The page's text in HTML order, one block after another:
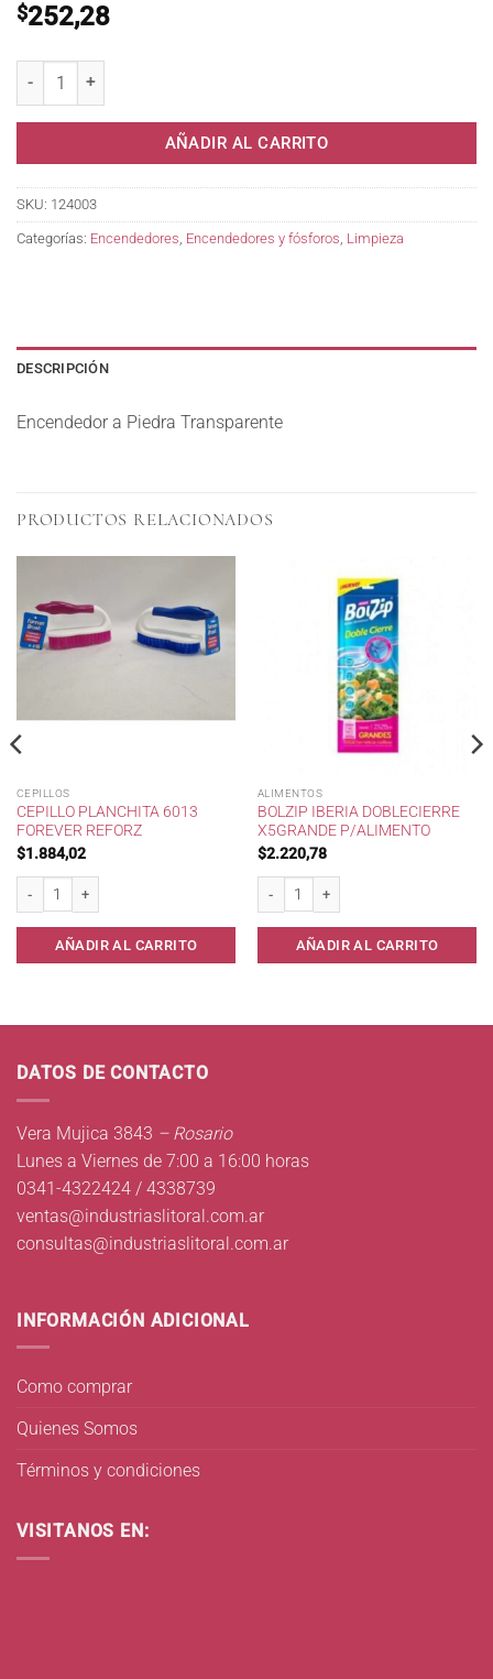
$252,28
AÑADIR AL CARRITO
SKU: 124003
Categorías: Encendedores, Encendedores y fósforos, Limpieza
DESCRIPCIÓN
Encendedor a Piedra Transparente
PRODUCTOS RELACIONADOS
CEPILLOS
CEPILLO PLANCHITA 6013
FOREVER REFORZ
$1.884,02
Cepillo Planchita 6013 Forever Reforz cantidad
AÑADIR AL CARRITO
ALIMENTOS
BOLZIP IBERIA DOBLECIERRE
X5GRANDE P/ALIMENTO
$2.220,78
Bolzip IBERIA DobleCierre x5Grande
AÑADIR AL CARRITO
unid cantidad
DATOS DE CONTACTO
Vera Mujica 3843 – Rosario
Lunes a Viernes de 7:00 a 16:00 horas
0341-4322424 / 4338739
ventas@industriaslitoral.com.ar
consultas@industriaslitoral.com.ar
INFORMACIÓN ADICIONAL
Como comprar
Quienes Somos
Términos y condiciones
VISITANOS EN: